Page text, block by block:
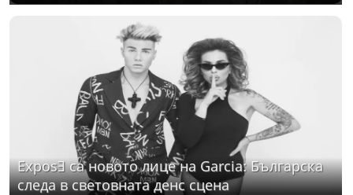
ExposƎ са новото лице на Garcia: Българска
следа в световната денс сцена